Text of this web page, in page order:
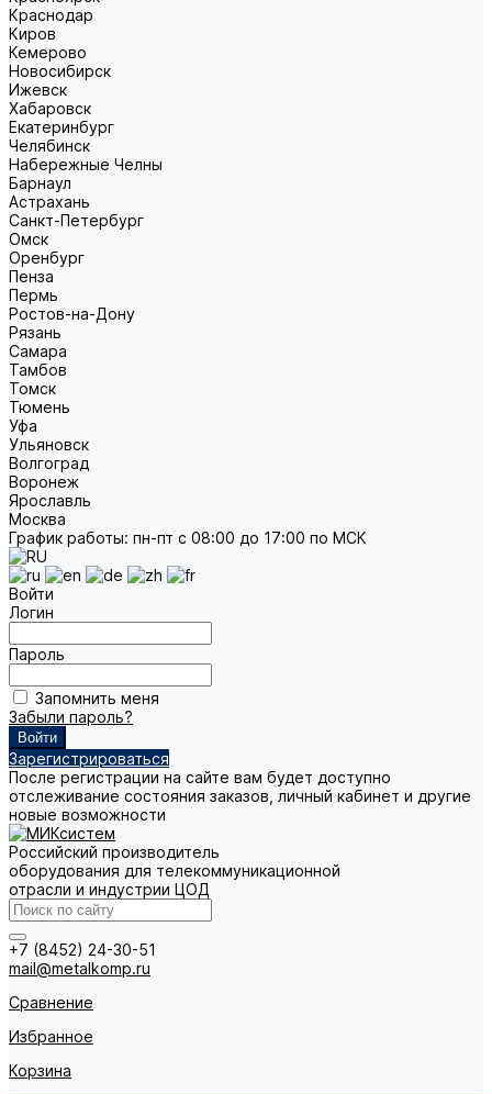
Краснодар
Киров
Кемерово
Новосибирск
Ижевск
Хабаровск
Екатеринбург
Челябинск
Набережные Челны
Барнаул
Астрахань
Санкт-Петербург
Омск
Оренбург
Пенза
Пермь
Ростов-на-Дону
Рязань
Самара
Тамбов
Томск
Тюмень
Уфа
Ульяновск
Волгоград
Воронеж
Ярославль
Москва
График работы: пн-пт с 08:00 до 17:00 по МСК
Войти
Логин
Пароль
Запомнить меня
Забыли пароль?
Зарегистрироваться
После регистрации на сайте вам будет доступно
отслеживание состояния заказов, личный кабинет и другие
новые возможности
Российский производитель
оборудования для телекоммуникационной
отрасли и индустрии ЦОД
+7 (8452) 24-30-51
mail@metalkomp.ru
Сравнение
Избранное
Корзина